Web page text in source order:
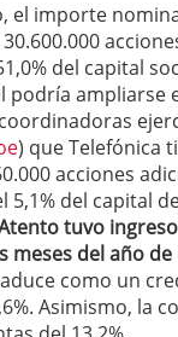
el importe
del capital
podría ampliarse
) que Telefónica
acciones
5,1% del capital
tuvo
meses del año
como un
Asimismo, la